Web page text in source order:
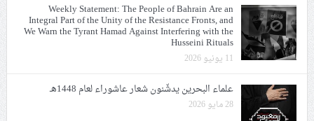
Weekly Statement: The People of Bahrain Are an
Integral Part of the Unity of the Resistance Fronts, and
We Warn the Tyrant Hamad Against Interfering with the
Husseini Rituals
11 يونيو 2026
علماء البحرين يدشّنون شعار عاشوراء لعام 1448هـ
28 مايو 2026